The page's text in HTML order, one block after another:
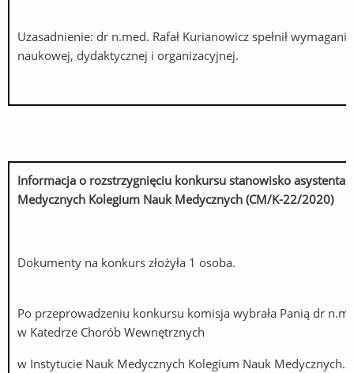
Uzasadnienie: dr n.med. Rafał Kurianowicz spełnił
naukowej, dydaktycznej i organizacyjnej.
Informacja o rozstrzygnięciu konkursu stanowisko
Medycznych Kolegium Nauk Medycznych (CM/K-22/2020)
Dokumenty na konkurs złożyła 1 osoba.
Po przeprowadzeniu konkursu komisja wybrała Panią dr
w Katedrze Chorób Wewnętrznych
w Instytucie Nauk Medycznych Kolegium Nauk Medycznych.